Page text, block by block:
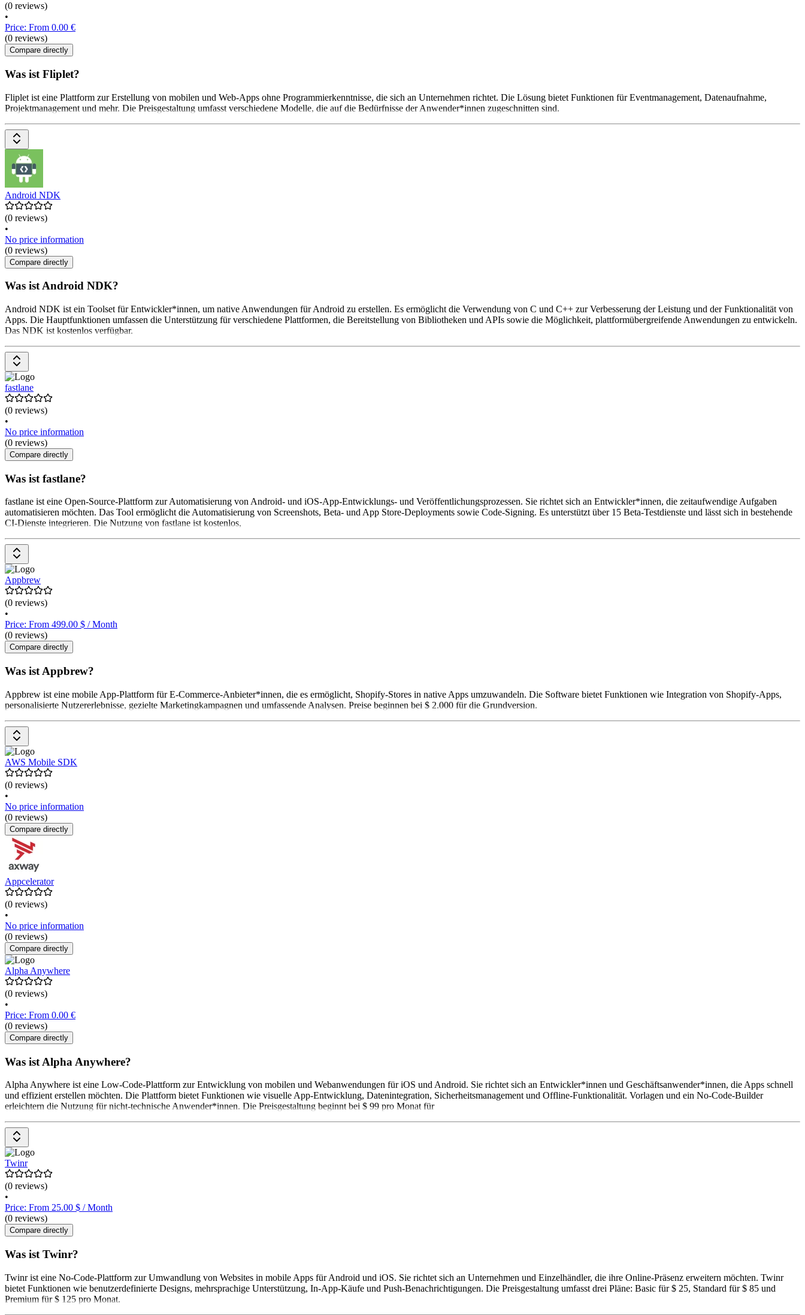
(0 reviews)
•
Price: From 0.00 €
(0 reviews)
Compare directly
Was ist Fliplet?
Fliplet ist eine Plattform zur Erstellung von mobilen und Web-Apps ohne Programmierkenntnisse, die sich an Unternehmen richtet. Die Lösung bietet Funktionen für Eventmanagement, Datenaufnahme,
Projektmanagement und mehr. Die Preisgestaltung umfasst verschiedene Modelle, die auf die Bedürfnisse der Anwender*innen zugeschnitten sind.
Android NDK
(0 reviews)
•
No price information
(0 reviews)
Compare directly
Was ist Android NDK?
Android NDK ist ein Toolset für Entwickler*innen, um native Anwendungen für Android zu erstellen. Es ermöglicht die Verwendung von C und C++ zur Verbesserung der Leistung und der Funktionalität von
Apps. Die Hauptfunktionen umfassen die Unterstützung für verschiedene Plattformen, die Bereitstellung von Bibliotheken und APIs sowie die Möglichkeit, plattformübergreifende Anwendungen zu entwickeln.
Das NDK ist kostenlos verfügbar.
fastlane
(0 reviews)
•
No price information
(0 reviews)
Compare directly
Was ist fastlane?
fastlane ist eine Open-Source-Plattform zur Automatisierung von Android- und iOS-App-Entwicklungs- und Veröffentlichungsprozessen. Sie richtet sich an Entwickler*innen, die zeitaufwendige Aufgaben
automatisieren möchten. Das Tool ermöglicht die Automatisierung von Screenshots, Beta- und App Store-Deployments sowie Code-Signing. Es unterstützt über 15 Beta-Testdienste und lässt sich in bestehende
CI-Dienste integrieren. Die Nutzung von fastlane ist kostenlos,
Appbrew
(0 reviews)
•
Price: From 499.00 $ / Month
(0 reviews)
Compare directly
Was ist Appbrew?
Appbrew ist eine mobile App-Plattform für E-Commerce-Anbieter*innen, die es ermöglicht, Shopify-Stores in native Apps umzuwandeln. Die Software bietet Funktionen wie Integration von Shopify-Apps,
personalisierte Nutzererlebnisse, gezielte Marketingkampagnen und umfassende Analysen. Preise beginnen bei $ 2.000 für die Grundversion.
AWS Mobile SDK
(0 reviews)
•
No price information
(0 reviews)
Compare directly
Appcelerator
(0 reviews)
•
No price information
(0 reviews)
Compare directly
Alpha Anywhere
(0 reviews)
•
Price: From 0.00 €
(0 reviews)
Compare directly
Was ist Alpha Anywhere?
Alpha Anywhere ist eine Low-Code-Plattform zur Entwicklung von mobilen und Webanwendungen für iOS und Android. Sie richtet sich an Entwickler*innen und Geschäftsanwender*innen, die Apps schnell
und effizient erstellen möchten. Die Plattform bietet Funktionen wie visuelle App-Entwicklung, Datenintegration, Sicherheitsmanagement und Offline-Funktionalität. Vorlagen und ein No-Code-Builder
erleichtern die Nutzung für nicht-technische Anwender*innen. Die Preisgestaltung beginnt bei $ 99 pro Monat für
Twinr
(0 reviews)
•
Price: From 25.00 $ / Month
(0 reviews)
Compare directly
Was ist Twinr?
Twinr ist eine No-Code-Plattform zur Umwandlung von Websites in mobile Apps für Android und iOS. Sie richtet sich an Unternehmen und Einzelhändler, die ihre Online-Präsenz erweitern möchten. Twinr
bietet Funktionen wie benutzerdefinierte Designs, mehrsprachige Unterstützung, In-App-Käufe und Push-Benachrichtigungen. Die Preisgestaltung umfasst drei Pläne: Basic für $ 25, Standard für $ 85 und
Premium für $ 125 pro Monat.